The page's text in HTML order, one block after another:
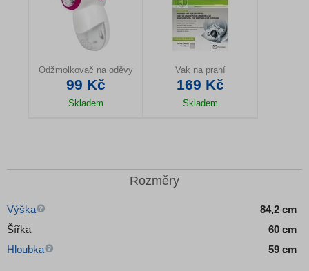
Odžmolkovač na oděvy
99 Kč
Skladem
Vak na praní
169 Kč
Skladem
Rozměry
Výška
84,2 cm
Šířka
60 cm
Hloubka
59 cm